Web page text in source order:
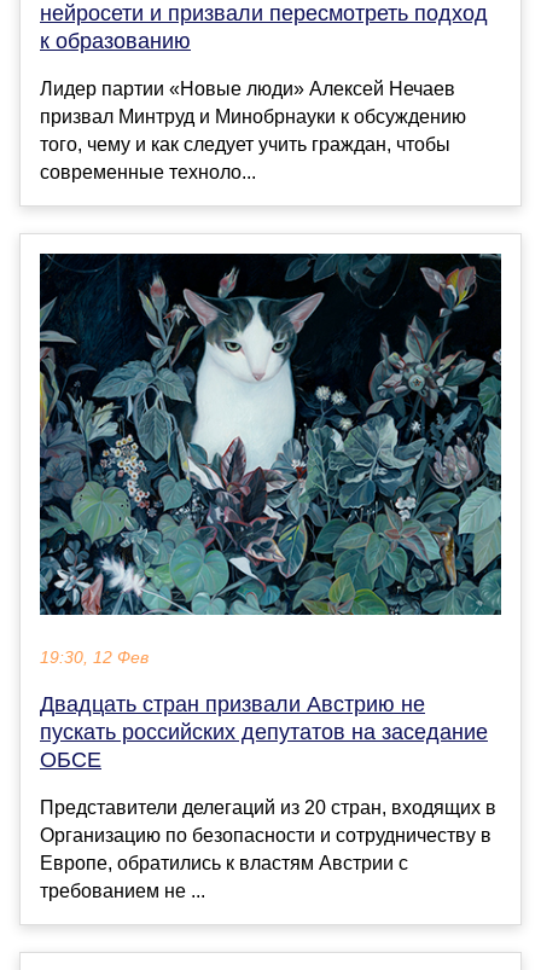
нейросети и призвали пересмотреть подход
к образованию
Лидер партии «Новые люди» Алексей Нечаев
призвал Минтруд и Минобрнауки к обсуждению
того, чему и как следует учить граждан, чтобы
современные техноло...
19:30, 12 Фев
Двадцать стран призвали Австрию не
пускать российских депутатов на заседание
ОБСЕ
Представители делегаций из 20 стран, входящих в
Организацию по безопасности и сотрудничеству в
Европе, обратились к властям Австрии с
требованием не ...